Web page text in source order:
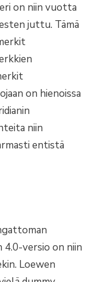
on niin vuotta
juttu. Tämä
on hienoissa
niin
entistä
versio on niin
Loewen